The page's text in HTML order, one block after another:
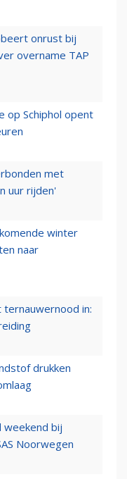
onrust bij
overname TAP
op Schiphol opent
met
uur rijden'
winter
naar
in:
drukken
weekend bij
Noorwegen